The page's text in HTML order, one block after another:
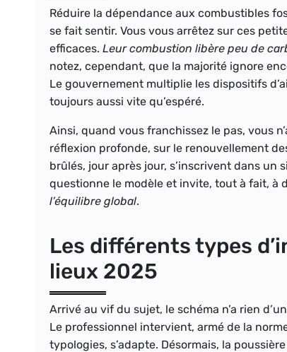
Réduire la dépendance aux combustibles
se fait sentir. Vous vous arrêtez sur ces
efficaces. Leur combustion libère peu de
notez, cependant, que la majorité ignore
Le gouvernement multiplie les dispositifs
toujours aussi vite qu’espéré.
Ainsi, quand vous franchissez le pas, vous
réflexion profonde, sur le renouvellement
brûlés, jour après jour, s’inscrivent dans un
questionne le modèle et invite, tout à fait, à
l’équilibre global.
Les différents types
lieux 2025
Arrivé au vif du sujet, le schéma n’a rien
Le professionnel intervient, armé de la
typologies, s’adapte. Désormais, la